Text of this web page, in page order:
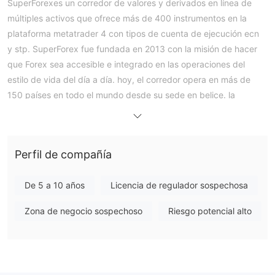
SuperForexes un corredor de valores y derivados en línea de
múltiples activos que ofrece más de 400 instrumentos en la
plataforma metatrader 4 con tipos de cuenta de ejecución ecn
y stp. SuperForex fue fundada en 2013 con la misión de hacer
que Forex sea accesible e integrado en las operaciones del
estilo de vida del día a día. hoy, el corredor opera en más de
150 países en todo el mundo desde su sede en belice. la
No hay información reglamentaria válida
MERCADOS
comercio de activos en los siguientes mercados:
Perfil de compañía
De 5 a 10 años Licencia de regulador sospechosa
Zona de negocio sospechoso Riesgo potencial alto